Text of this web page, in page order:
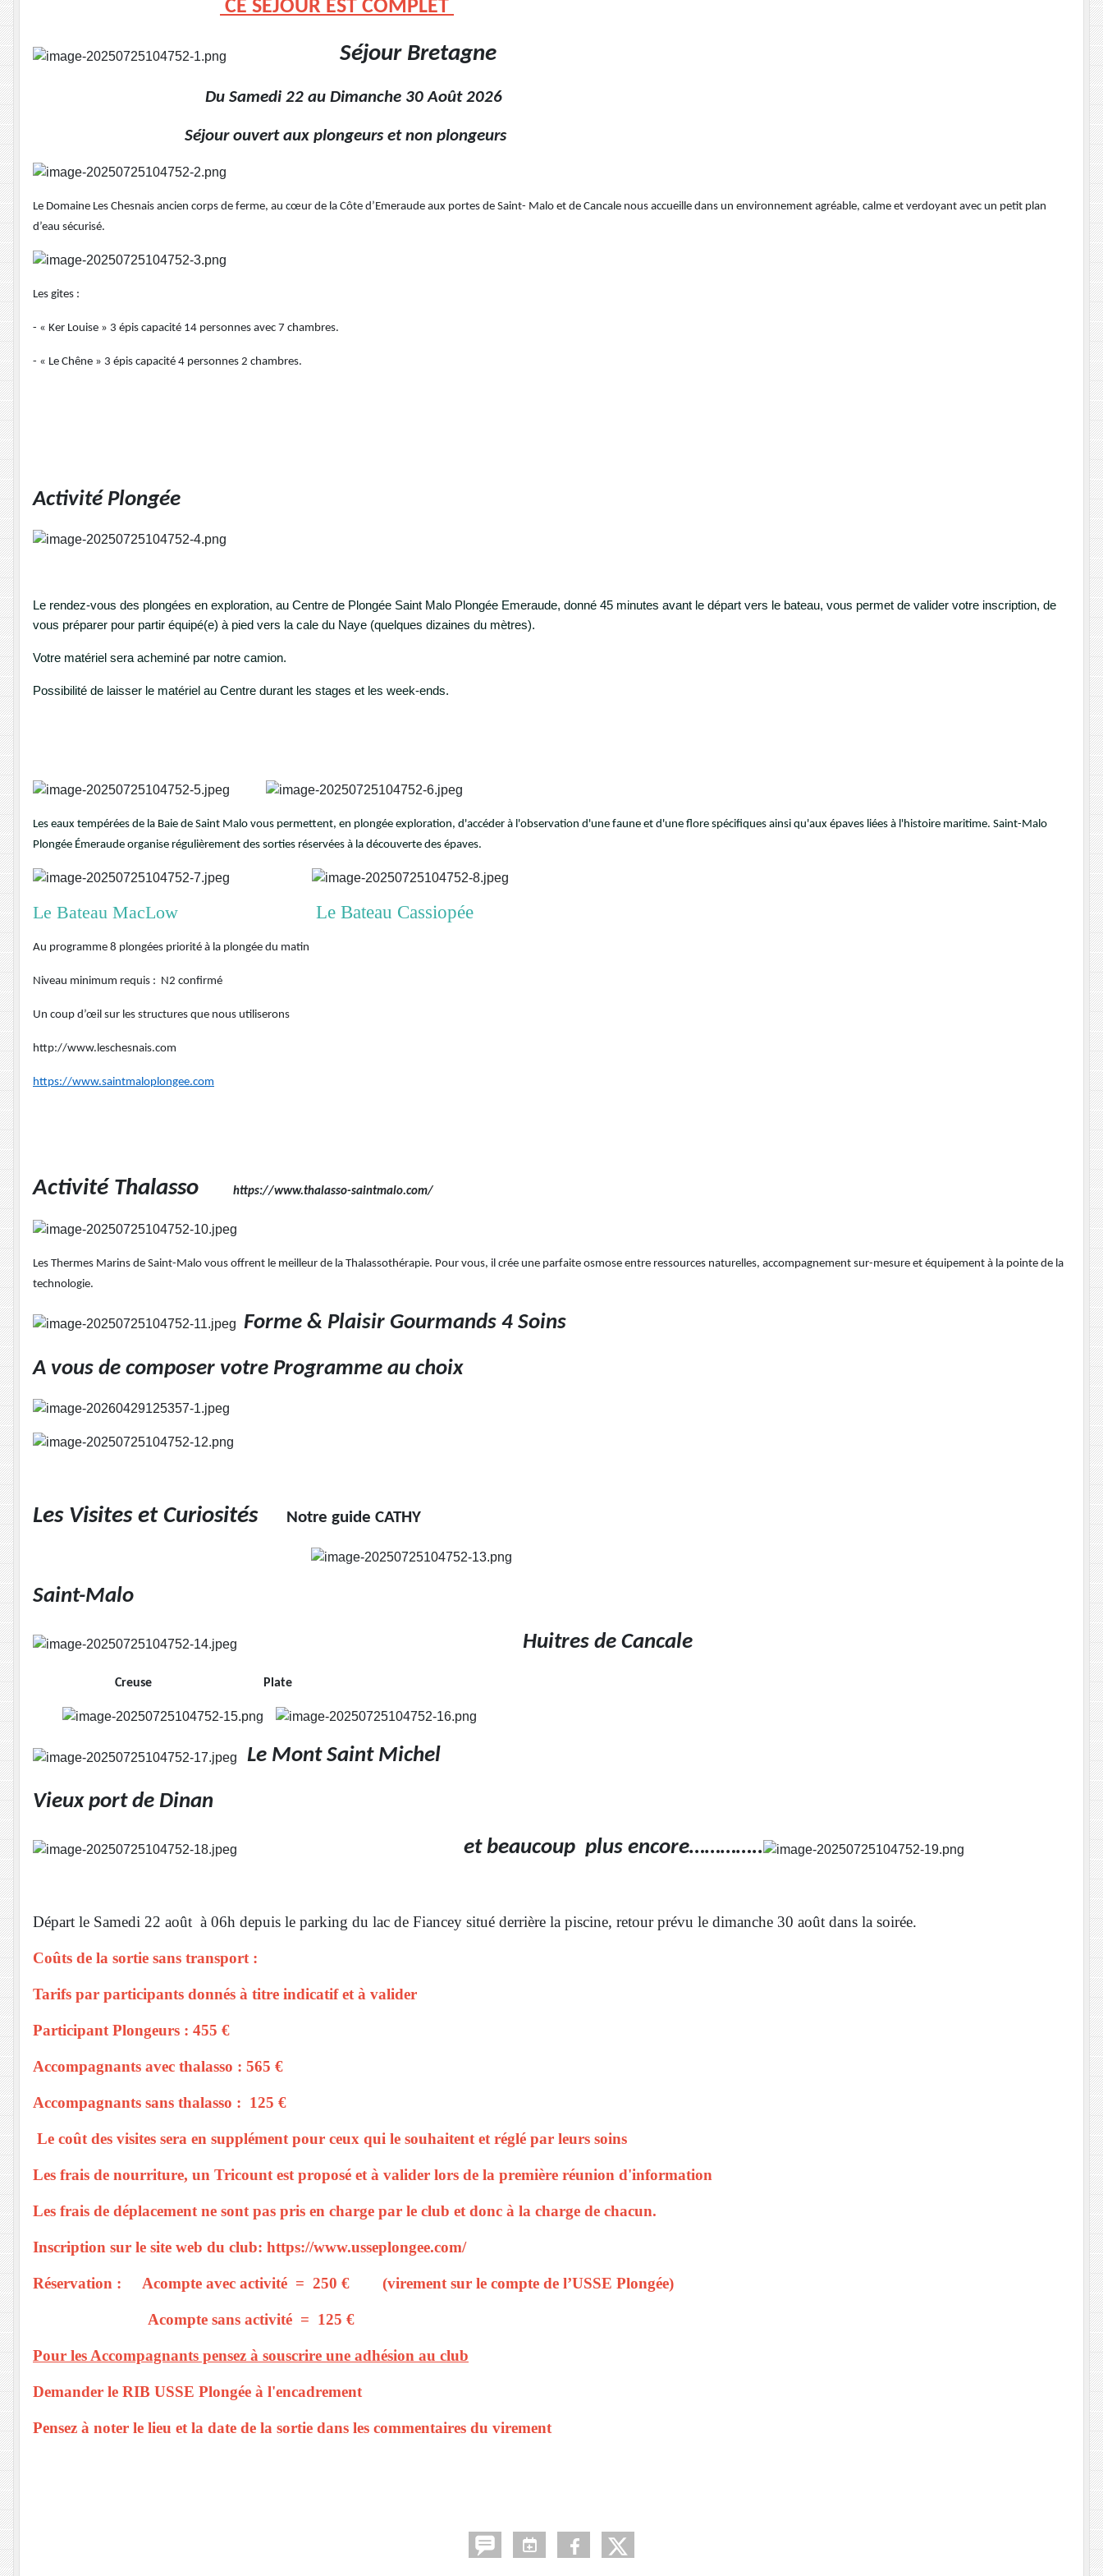
CE SEJOUR EST COMPLET
Séjour Bretagne
Du Samedi 22 au Dimanche 30 Août 2026
Séjour ouvert aux plongeurs et non plongeurs
Le Domaine Les Chesnais ancien corps de ferme, au cœur de la Côte d’Emeraude aux portes de Saint- Malo et de Cancale nous accueille dans un environnement agréable, calme et verdoyant avec un petit plan
d’eau sécurisé.
Les gites :
- « Ker Louise » 3 épis capacité 14 personnes avec 7 chambres.
- « Le Chêne » 3 épis capacité 4 personnes 2 chambres.
Activité Plongée
Le rendez-vous des plongées en exploration, au Centre de Plongée Saint Malo Plongée Emeraude, donné 45 minutes avant le départ vers le bateau, vous permet de valider votre inscription, de
vous préparer pour partir équipé(e) à pied vers la cale du Naye (quelques dizaines du mètres).
Votre matériel sera acheminé par notre camion.
Possibilité de laisser le matériel au Centre durant les stages et les week-ends.
Les eaux tempérées de la Baie de Saint Malo vous permettent, en plongée exploration, d'accéder à l'observation d'une faune et d'une flore spécifiques ainsi qu'aux épaves liées à l'histoire maritime. Saint-Malo
Plongée Émeraude organise régulièrement des sorties réservées à la découverte des épaves.
Le Bateau MacLow Le Bateau Cassiopée
Au programme 8 plongées priorité à la plongée du matin
Niveau minimum requis : N2 confirmé
Un coup d’œil sur les structures que nous utiliserons
http://www.leschesnais.com
https://www.saintmaloplongee.com
Activité Thalasso https://www.thalasso-saintmalo.com/
Les Thermes Marins de Saint-Malo vous offrent le meilleur de la Thalassothérapie. Pour vous, il crée une parfaite osmose entre ressources naturelles, accompagnement sur-mesure et équipement à la pointe de la
technologie.
Forme & Plaisir Gourmands 4 Soins
A vous de composer votre Programme au choix
Les Visites et Curiosités Notre guide CATHY
Saint-Malo
Huitres de Cancale
Creuse Plate
Le Mont Saint Michel
Vieux port de Dinan
et beaucoup plus encore…………..
Départ le Samedi 22 août à 06h depuis le parking du lac de Fiancey situé derrière la piscine, retour prévu le dimanche 30 août dans la soirée.
Coûts de la sortie sans transport :
Tarifs par participants donnés à titre indicatif et à valider
Participant Plongeurs : 455 €
Accompagnants avec thalasso : 565 €
Accompagnants sans thalasso : 125 €
Le coût des visites sera en supplément pour ceux qui le souhaitent et réglé par leurs soins
Les frais de nourriture, un Tricount est proposé et à valider lors de la première réunion d'information
Les frais de déplacement ne sont pas pris en charge par le club et donc à la charge de chacun.
Inscription sur le site web du club: https://www.usseplongee.com/
Réservation : Acompte avec activité = 250 € (virement sur le compte de l’USSE Plongée)
Acompte sans activité = 125 €
Pour les Accompagnants pensez à souscrire une adhésion au club
Demander le RIB USSE Plongée à l'encadrement
Pensez à noter le lieu et la date de la sortie dans les commentaires du virement